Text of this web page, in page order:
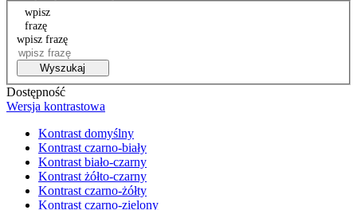
wpisz
frazę
wpisz frazę
Wyszukaj
Dostępność
Wersja kontrastowa
Kontrast domyślny
Kontrast czarno-biały
Kontrast biało-czarny
Kontrast żółto-czarny
Kontrast czarno-żółty
Kontrast czarno-zielony